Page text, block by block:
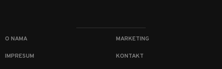
O NAMA MARKETING
IMPRESUM KONTAKT